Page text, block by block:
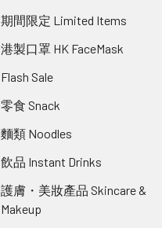
期間限定 Limited Items
港製口罩 HK FaceMask
Flash Sale
零食 Snack
麵類 Noodles
飲品 Instant Drinks
護膚・美妝產品 Skincare &
Makeup